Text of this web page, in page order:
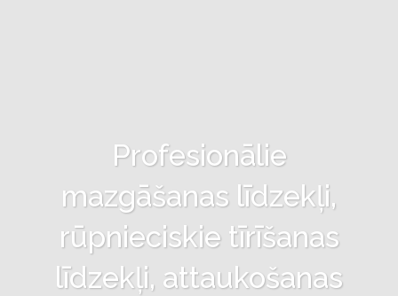
Profesionālie
mazgāšanas līdzekļi,
rūpnieciskie tīrīšanas
līdzekļi, attaukošanas